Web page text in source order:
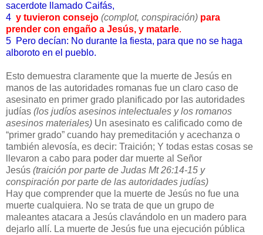
sacerdote llamado Caifás,
4 y tuvieron consejo (complot, conspiración) para
prender con engaño a Jesús, y matarle.
5 Pero decían: No durante la fiesta, para que no se haga
alboroto en el pueblo.
Esto demuestra claramente que la muerte de Jesús en
manos de las autoridades romanas fue un claro caso de
asesinato en primer grado planificado por las autoridades
judías (los judíos asesinos intelectuales y los romanos
asesinos materiales) Un asesinato es calificado como de
“primer grado” cuando hay premeditación y acechanza o
también alevosía, es decir: Traición; Y todas estas cosas se
llevaron a cabo para poder dar muerte al Señor
Jesús (traición por parte de Judas Mt 26:14-15 y
conspiración por parte de las autoridades judías)
Hay que comprender que la muerte de Jesús no fue una
muerte cualquiera. No se trata de que un grupo de
maleantes atacara a Jesús clavándolo en un madero para
dejarlo allí. La muerte de Jesús fue una ejecución pública